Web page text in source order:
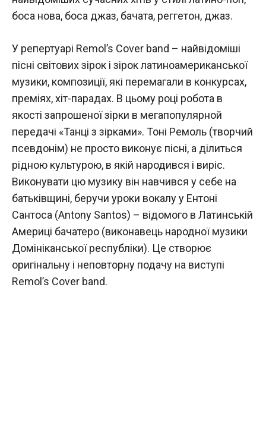
боса нова, боса джаз, бачата, реггетон, джаз.
У репертуарі Remol’s Cover band – найвідоміші
пісні світових зірок і зірок латиноамериканської
музики, композиції, які перемагали в конкурсах,
преміях, хіт-парадах. В цьому році робота в
якості запрошеної зірки в мегапопулярной
передачі «Танці з зірками». Тоні Ремоль (творчий
псевдонім) не просто виконує пісні, а ділиться
рідною культурою, в якій народився і виріс.
Виконувати цю музику він навчився у себе на
батьківщині, беручи уроки вокалу у Ентоні
Сантоса (Antony Santos) – відомого в Латинській
Америці бачатеро (виконавець народної музики
Домініканської республіки). Це створює
оригінальну і неповторну подачу на виступі
Remol’s Cover band.